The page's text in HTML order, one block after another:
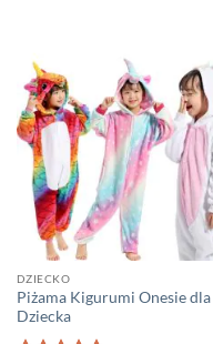
DZIECKO
Piżama Kigurumi Onesie dla
Dziecka